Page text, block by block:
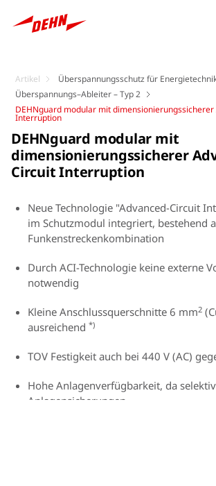
Artikel
Überspannungsschutz für
Überspannungs–Ableiter – Typ 2
DEHNguard modular mit
Interruption
DEHNguard modular mit
dimensionierungssicherer
Circuit Interruption
Neue Technologie "Advanced-Circuit
im Schutzmodul integriert, bestehend
Funkenstreckenkombination
Durch ACI-Technologie keine externe
notwendig
Kleine Anschlussquerschnitte 6 mm2
ausreichend *)
TOV Festigkeit auch bei 440 V (AC)
Hohe Anlagenverfügbarkeit, da
Anlagensicherungen